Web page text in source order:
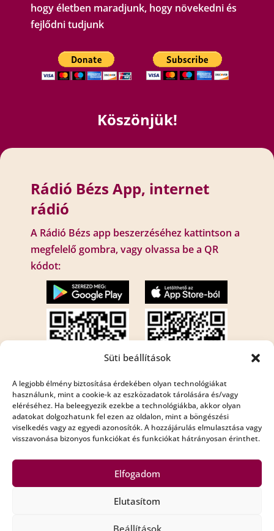
Süti beállítások
A legjobb élmény biztosítása érdekében olyan technológiákat
használunk, mint a cookie-k az eszközadatok tárolására és/vagy
eléréséhez. Ha beleegyezik ezekbe a technológiákba, akkor olyan
adatokat dolgozhatunk fel ezen az oldalon, mint a böngészési
viselkedés vagy az egyedi azonosítók. A hozzájárulás elmulasztása vagy
visszavonása bizonyos funkciókat és funkciókat hátrányosan érinthet.
Elfogadom
Elutasítom
Beállítások
hogy életben maradjunk, hogy növekedni és
fejlődni tudjunk
Köszönjük!
Rádió Bézs App, internet
rádió
A Rádió Bézs app beszerzéséhez kattintson a
megfelelő gombra, vagy olvassa be a QR
kódot:
Internet rádió:
Rádió Bézs : http://195.210.29.82:8001/bezs
Rádió Bézs 2: http://195.210.29.82:8002/bezs2